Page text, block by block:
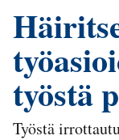
työstä
Työstä